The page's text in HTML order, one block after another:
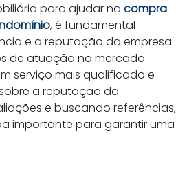
para ajudar na compra
, é fundamental
e a reputação da empresa.
de atuação no mercado
serviço mais qualificado e
a reputação da
e buscando referências,
importante para garantir uma